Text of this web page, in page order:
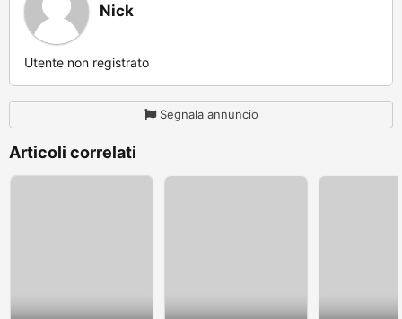
Nick
Utente non registrato
Segnala annuncio
Articoli correlati